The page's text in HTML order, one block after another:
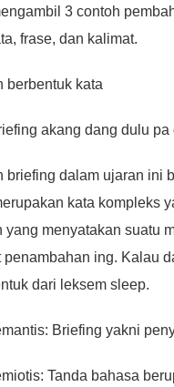
3 contoh
frase, dan kalimat.
berbentuk kata
akang dang dulu pa
briefing dalam ujaran ini
kata kompleks
yang menyatakan suatu
penambahan ing. Kalau
dari leksem sleep.
Briefing yakni
Tanda bahasa